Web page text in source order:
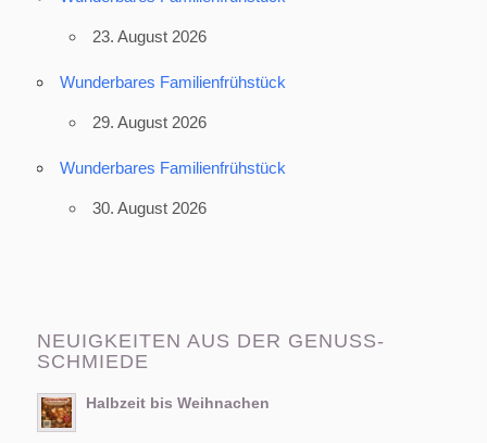
23. August 2026
Wunderbares Familienfrühstück
29. August 2026
Wunderbares Familienfrühstück
30. August 2026
NEUIGKEITEN AUS DER GENUSS-
SCHMIEDE
Halbzeit bis Weihnachen